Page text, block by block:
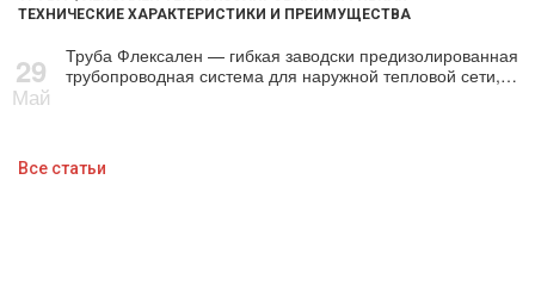
ТЕХНИЧЕСКИЕ ХАРАКТЕРИСТИКИ И ПРЕИМУЩЕСТВА
29
Май
Труба Флексален — гибкая заводски предизолированная
трубопроводная система для наружной тепловой сети,…
Все статьи